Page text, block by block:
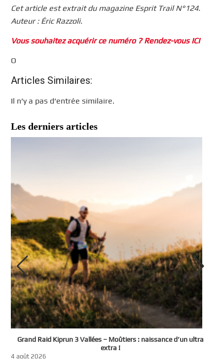
Cet article est extrait du magazine Esprit Trail N°124.
Auteur : Éric Razzoli.
Vous souhaitez acquérir ce numéro ? Rendez-vous ICI
O
Articles Similaires:
Il n’y a pas d’entrée similaire.
Les derniers articles
Grand Raid Kiprun 3 Vallées – Moûtiers : naissance d’un ultra
extra !
4 août 2026